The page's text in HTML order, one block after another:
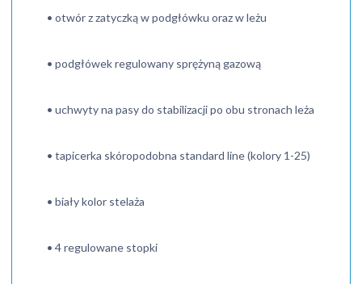
• otwór z zatyczką w podgłówku oraz w leżu
• podgłówek regulowany sprężyną gazową
• uchwyty na pasy do stabilizacji po obu stronach leża
• tapicerka skóropodobna standard line (kolory 1-25)
• biały kolor stelaża
• 4 regulowane stopki